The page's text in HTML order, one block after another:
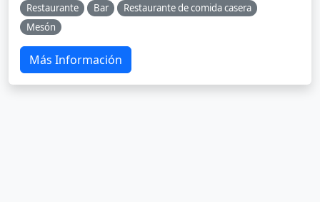
Restaurante Bar
Restaurante de comida casera
Mesón
Más Información